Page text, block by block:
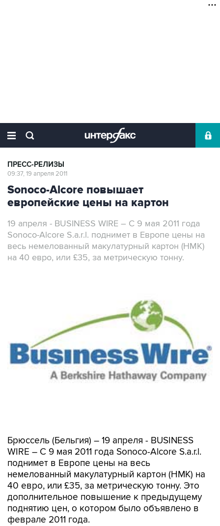
ПРЕСС-РЕЛИЗЫ
09:37, 19 апреля 2011
Sonoco-Alcore повышает
европейские цены на картон
19 апреля - BUSINESS WIRE – С 9 мая 2011 года
Sonoco-Alcore S.a.r.l. поднимет в Европе цены на
весь немелованный макулатурный картон (НМК)
на 40 евро, или £35, за метрическую тонну.
Брюссель (Бельгия) – 19 апреля - BUSINESS
WIRE – С 9 мая 2011 года Sonoco-Alcore S.a.r.l.
поднимет в Европе цены на весь
немелованный макулатурный картон (НМК) на
40 евро, или £35, за метрическую тонну. Это
дополнительное повышение к предыдущему
поднятию цен, о котором было объявлено в
феврале 2011 года.